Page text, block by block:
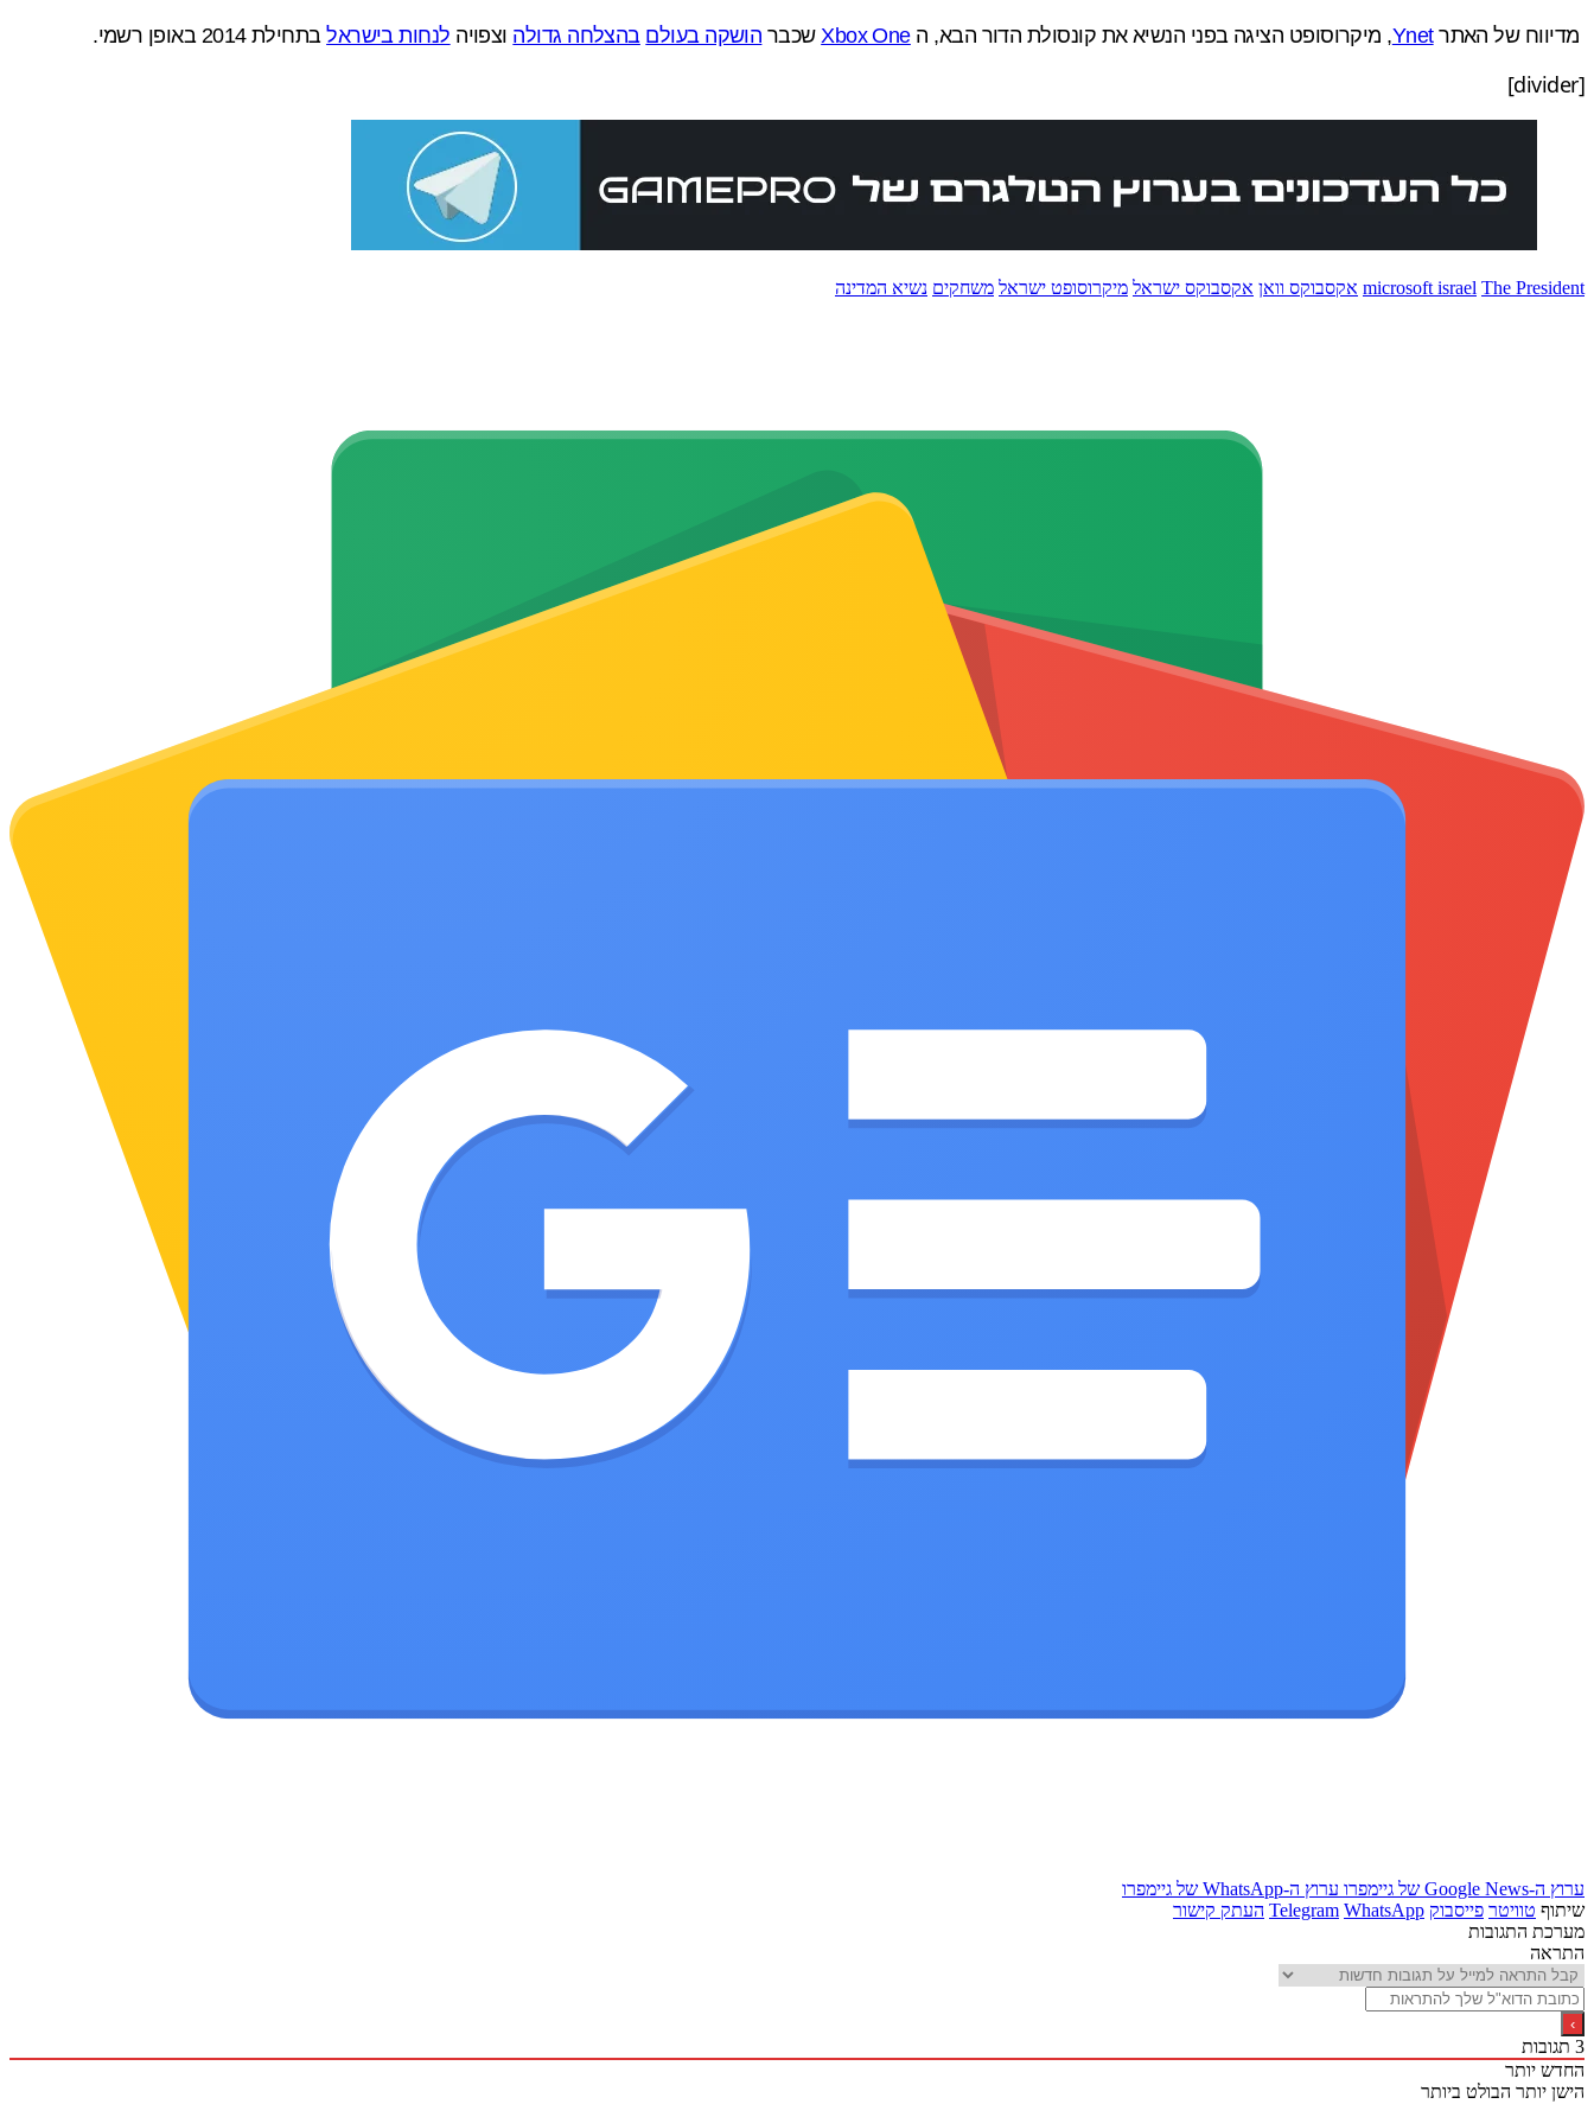
מדיווח של האתרYnet, מיקרוסופט הציגה בפני הנשיא את קונסולת הדור הבא, הXbox One שכבר הושקה בעולם בהצלחה גדולה וצפויה לנחות בישראלבתחילת 2014 באופן רשמי.
[divider]
microsoft israel The President אקסבוקס וואן אקסבוקס ישראל מיקרוסופט ישראל משחקים נשיא המדינה
ערוץ ה-Google News של גיימפרו
ערוץ ה-WhatsApp של גיימפרו
שיתוף טוויטר פייסבוק Telegram WhatsApp
העתק קישור
מערכת התגובות
התראה
3 תגובות
החדש יותר
הישן יותר הבולט ביותר